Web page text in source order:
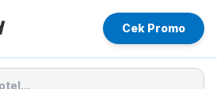
Cek Promo